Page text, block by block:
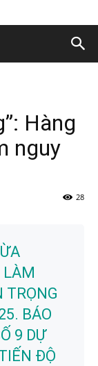
Hàng
nguy
28
LÀM
TRỌNG
BÁO
9 DỰ
ĐỘ